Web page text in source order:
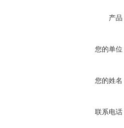
产品
您的单位
您的姓名
联系电话